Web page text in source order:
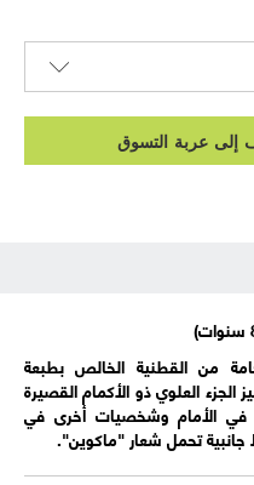
إلى عربة التسوق
من القطنية الخالص بطبعة
العلوي ذو الأكمام القصيرة
في الأمام وشخصيات أخرى في
تحمل شعار "ماكوين".